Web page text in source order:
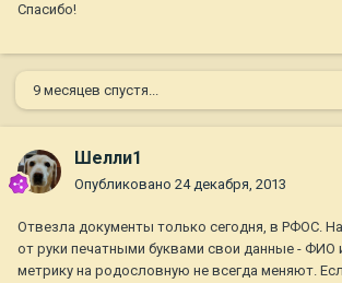
Спасибо!
9 месяцев спустя...
Шелли1
Опубликовано 24 декабря, 2013
Отвезла документы только сегодня, в РФОС.
от руки печатными буквами свои данные - ФИО
метрику на родословную не всегда меняют.